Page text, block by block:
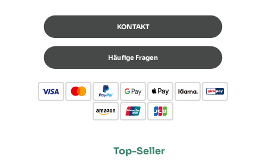
KONTAKT
Häufige Fragen
Top-Seller